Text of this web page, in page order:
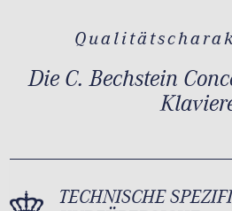
Die C. Bechstein
TECHNISCHE